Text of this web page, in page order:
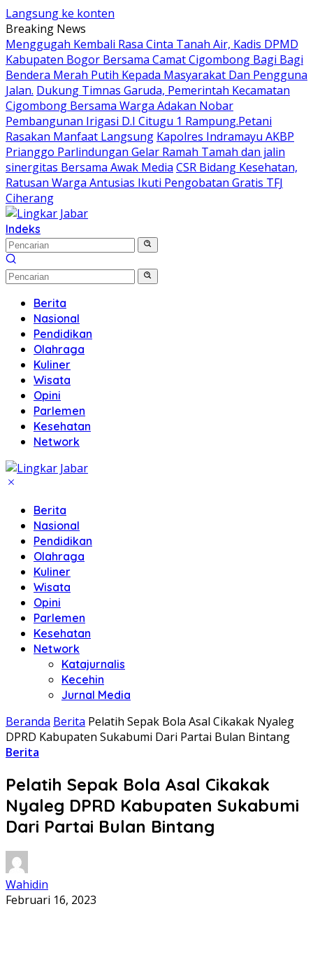
Langsung ke konten
Breaking News
Menggugah Kembali Rasa Cinta Tanah Air, Kadis DPMD
Kabupaten Bogor Bersama Camat Cigombong Bagi Bagi
Bendera Merah Putih Kepada Masyarakat Dan Pengguna
Jalan. Dukung Timnas Garuda, Pemerintah Kecamatan
Cigombong Bersama Warga Adakan Nobar
Pembangunan Irigasi D.I Citugu 1 Rampung.Petani
Rasakan Manfaat Langsung Kapolres Indramayu AKBP
Prianggo Parlindungan Gelar Ramah Tamah dan jalin
sinergitas Bersama Awak Media CSR Bidang Kesehatan,
Ratusan Warga Antusias Ikuti Pengobatan Gratis TFJ
Ciherang
Indeks
Berita
Nasional
Pendidikan
Olahraga
Kuliner
Wisata
Opini
Parlemen
Kesehatan
Network
Berita
Nasional
Pendidikan
Olahraga
Kuliner
Wisata
Opini
Parlemen
Kesehatan
Network
Katajurnalis
Kecehin
Jurnal Media
Beranda Berita Pelatih Sepak Bola Asal Cikakak Nyaleg
DPRD Kabupaten Sukabumi Dari Partai Bulan Bintang
Berita
Pelatih Sepak Bola Asal Cikakak
Nyaleg DPRD Kabupaten Sukabumi
Dari Partai Bulan Bintang
Wahidin
Februari 16, 2023